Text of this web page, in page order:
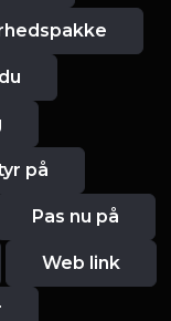
på
Pas nu på
Web link